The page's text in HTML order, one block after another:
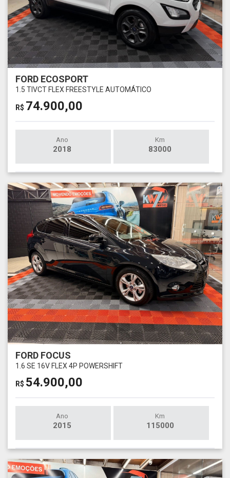
FORD ECOSPORT
1.5 TIVCT FLEX FREESTYLE AUTOMÁTICO
R$ 74.900,00
Ano
2018
Km
83000
FORD FOCUS
1.6 SE 16V FLEX 4P POWERSHIFT
R$ 54.900,00
Ano
2015
Km
115000